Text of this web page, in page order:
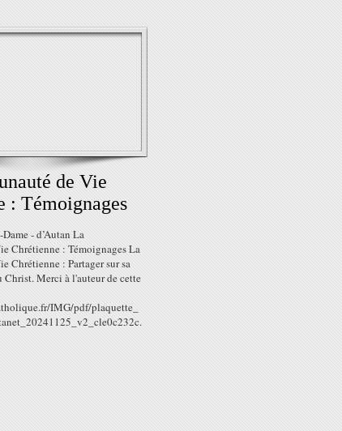
de Vie
: Témoignages
- d’Autan La
Chrétienne : Témoignages La
Chrétienne : Partager sur sa
Christ. Merci à l'auteur de cette
IMG/pdf/plaquette_